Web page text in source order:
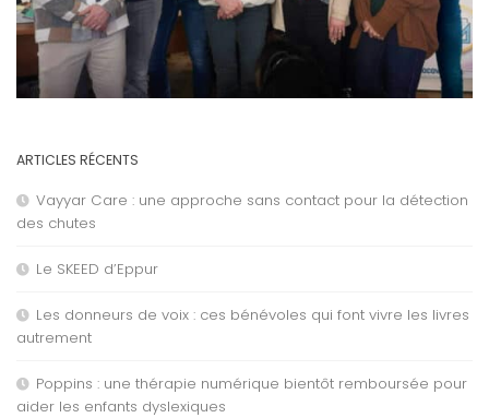
ARTICLES RÉCENTS
Vayyar Care : une approche sans contact pour la détection
des chutes
Le SKEED d’Eppur
Les donneurs de voix : ces bénévoles qui font vivre les livres
autrement
Poppins : une thérapie numérique bientôt remboursée pour
aider les enfants dyslexiques